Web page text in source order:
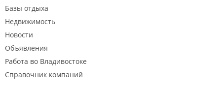
Базы отдыха
Недвижимость
Новости
Объявления
Работа во Владивостоке
Справочник компаний